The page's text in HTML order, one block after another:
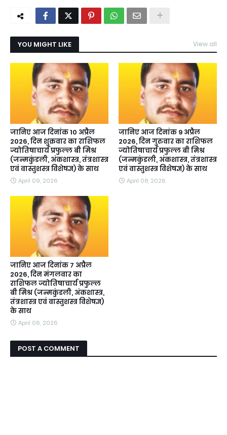
YOU MIGHT LIKE View all
जानिए आज दिनांक 10 अप्रैल
2026, दिन शुक्रवार का राशिफल
ज्योतिषाचार्य प्रफुल्ल बी मिश्र
(जन्मकुंडली, अंकशास्त्र, तंत्रशास्त्र
एवं वास्तुशस्त्र विशेषज्ञ) के साथ
April 09, 2026
जानिए आज दिनांक 9 अप्रैल
2026, दिन गुरुवार का राशिफल
ज्योतिषाचार्य प्रफुल्ल बी मिश्र
(जन्मकुंडली, अंकशास्त्र, तंत्रशास्त्र
एवं वास्तुशस्त्र विशेषज्ञ) के साथ
April 08, 2026
जानिए आज दिनांक 7 अप्रैल
2026, दिन मंगलवार का
राशिफल ज्योतिषाचार्य प्रफुल्ल
बी मिश्र (जन्मकुंडली, अंकशास्त्र,
तंत्रशास्त्र एवं वास्तुशस्त्र विशेषज्ञ)
के साथ
April 06, 2026
POST A COMMENT